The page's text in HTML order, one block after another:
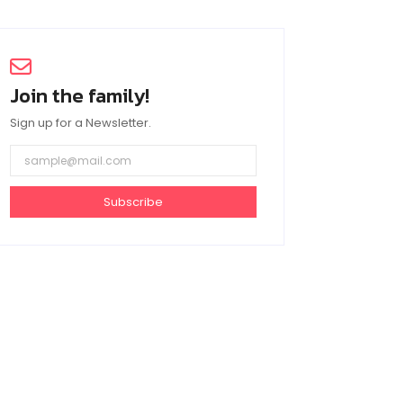
Join the family!
Sign up for a Newsletter.
Subscribe